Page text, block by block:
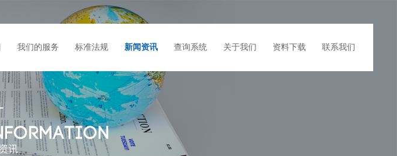
我们的服务 标准法规 新闻资讯 查询系统 关于我们 资料下载 联系我们